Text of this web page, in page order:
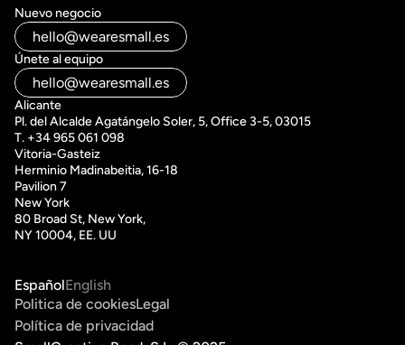
Nuevo negocio
hello@wearesmall.es
Únete al equipo
hello@wearesmall.es
Alicante
Pl. del Alcalde Agatángelo Soler, 5, Office 3-5, 03015
T. +34 965 061 098
Vitoria-Gasteiz
Herminio Madinabeitia, 16-18
Pavilion 7
New York
80 Broad St, New York,
NY 10004, EE. UU
Politica de cookiesLegal
Política de privacidad
EspañolEnglish